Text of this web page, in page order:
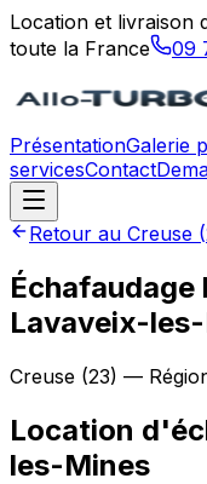
Location et livraison
toute la France
09
PrésentationGalerie
servicesContact
Retour au Creuse (
Échafaudage
Lavaveix-
Creuse (23) —
Location
les-Mines